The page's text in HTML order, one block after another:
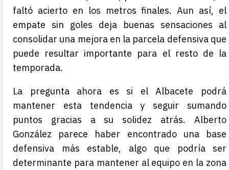
faltó acierto en los metros finales. Aun así, el
empate sin goles deja buenas sensaciones al
consolidar una mejora en la parcela defensiva que
puede resultar importante para el resto de la
temporada.
La pregunta ahora es si el Albacete podrá
mantener esta tendencia y seguir sumando
puntos gracias a su solidez atrás. Alberto
González parece haber encontrado una base
defensiva más estable, algo que podría ser
determinante para mantener al equipo en la zona